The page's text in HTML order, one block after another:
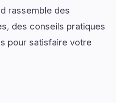
rassemble des
des conseils pratiques
pour satisfaire votre